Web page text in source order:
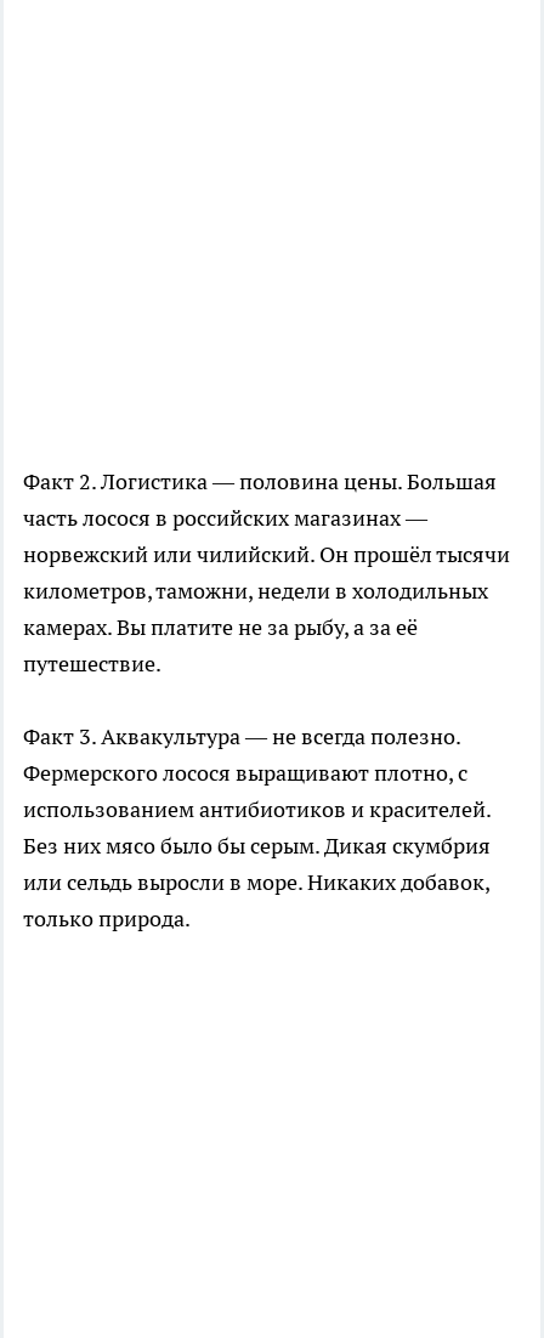
Факт 2. Логистика — половина цены. Большая
часть лосося в российских магазинах —
норвежский или чилийский. Он прошёл тысячи
километров, таможни, недели в холодильных
камерах. Вы платите не за рыбу, а за её
путешествие.
Факт 3. Аквакультура — не всегда полезно.
Фермерского лосося выращивают плотно, с
использованием антибиотиков и красителей.
Без них мясо было бы серым. Дикая скумбрия
или сельдь выросли в море. Никаких добавок,
только природа.